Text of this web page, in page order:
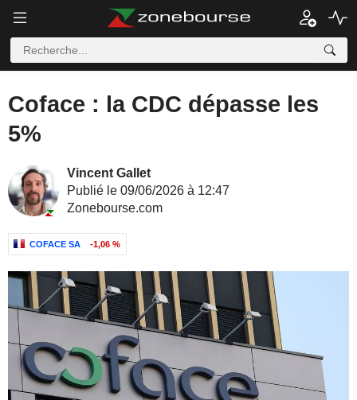
Coface : la CDC dépasse les
5%
Vincent Gallet
Publié le 09/06/2026 à 12:47
Zonebourse.com
COFACE SA -1,06 %